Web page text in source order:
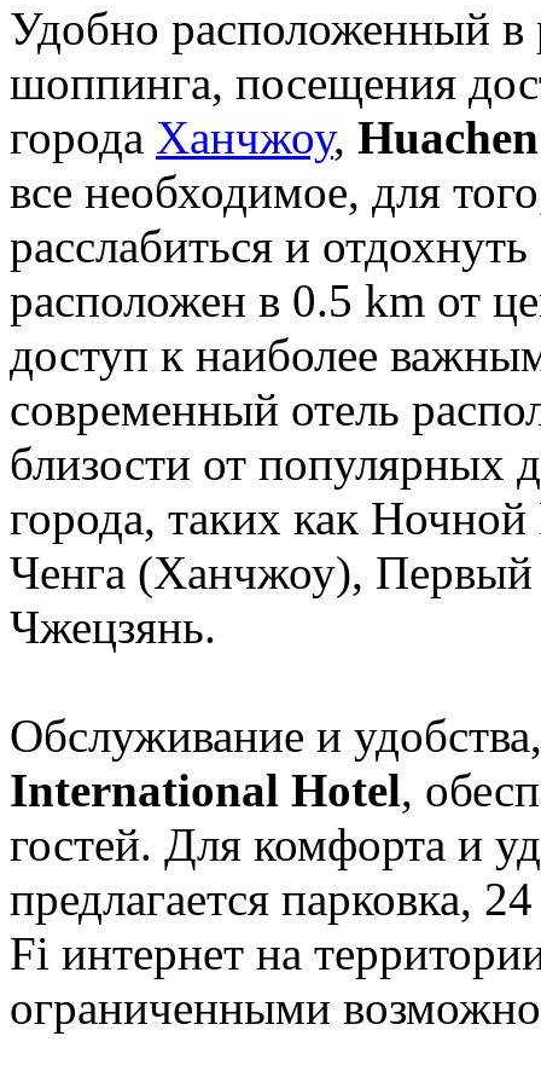
Удобно расположенный в
шоппинга, посещения
города Ханчжоу,
все необходимое, для
расслабиться и
расположен в 0.5 km от
доступ к наиболее
современный отель
близости от популярных
города, таких как
Ченга (Ханчжоу), Первый
Чжецзянь.
Обслуживание и
International Hotel,
гостей. Для комфорта и
предлагается парковка,
Fi интернет на
ограниченными